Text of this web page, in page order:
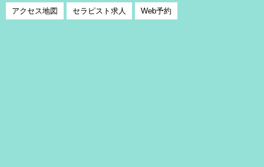
アクセス地図 セラピスト求人 Web予約